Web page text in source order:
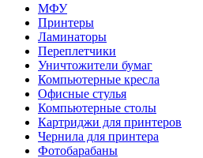
МФУ
Принтеры
Ламинаторы
Переплетчики
Уничтожители бумаг
Компьютерные кресла
Офисные стулья
Компьютерные столы
Картриджи для принтеров
Чернила для принтера
Фотобарабаны